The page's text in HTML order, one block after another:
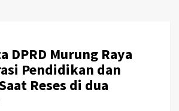
DPRD Murung Raya
Pendidikan dan
Reses di dua